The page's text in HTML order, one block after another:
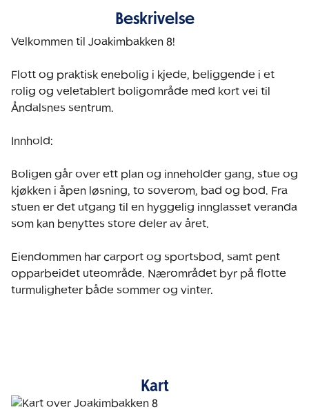
Beskrivelse
Velkommen til Joakimbakken 8!
Flott og praktisk enebolig i kjede, beliggende i et
rolig og veletablert boligområde med kort vei til
Åndalsnes sentrum.
Innhold:
Boligen går over ett plan og inneholder gang, stue og
kjøkken i åpen løsning, to soverom, bad og bod. Fra
stuen er det utgang til en hyggelig innglasset veranda
som kan benyttes store deler av året.
Eiendommen har carport og sportsbod, samt pent
opparbeidet uteområde. Nærområdet byr på flotte
turmuligheter både sommer og vinter.
Kart